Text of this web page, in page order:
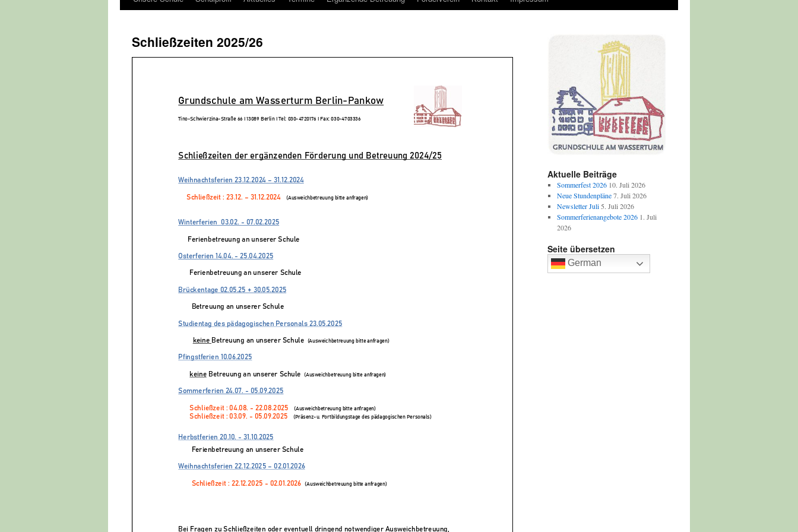
Schließzeiten 2025/26
Aktuelle Beiträge
Sommerfest 2026 10. Juli 2026
Neue Stundenpläne 7. Juli 2026
Newsletter Juli 5. Juli 2026
Sommerferienangebote 2026 1. Juli
2026
Seite übersetzen
German